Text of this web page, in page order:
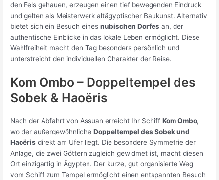
den Fels gehauen, erzeugen einen tief bewegenden Eindruck
und gelten als Meisterwerk altägyptischer Baukunst. Alternativ
bietet sich ein Besuch einesnubischen Dorfes an, der
authentische Einblicke in das lokale Leben ermöglicht. Diese
Wahlfreiheit macht den Tag besonders persönlich und
unterstreicht den individuellen Charakter der Reise.
Kom Ombo – Doppeltempel des
Sobek & Haoëris
Nach der Abfahrt von Assuan erreicht Ihr SchiffKom Ombo,
wo der außergewöhnlicheDoppeltempel des Sobek und
Haoëris direkt am Ufer liegt. Die besondere Symmetrie der
Anlage, die zwei Göttern zugleich gewidmet ist, macht diesen
Ort einzigartig in Ägypten. Der kurze, gut organisierte Weg
vom Schiff zum Tempel ermöglicht einen entspannten Besuch